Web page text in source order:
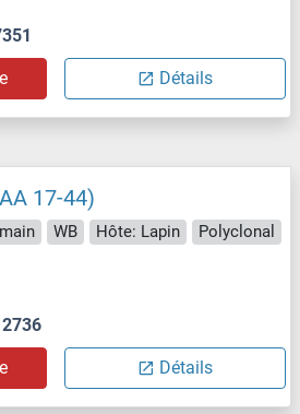
Détails
17-44)
WB Hôte: Lapin
Polyclonal
Détails